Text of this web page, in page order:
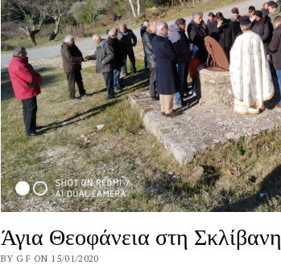
Άγια Θεοφάνεια στη Σκλίβανη
BY G F ON 15/01/2020